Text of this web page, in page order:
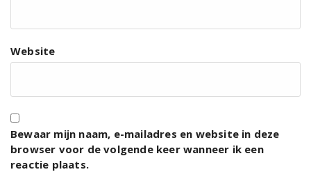
Website
Bewaar mijn naam, e-mailadres en website in deze
browser voor de volgende keer wanneer ik een
reactie plaats.